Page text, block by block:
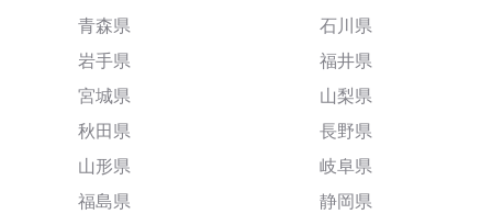
青森県
岩手県
宮城県
秋田県
山形県
福島県
石川県
福井県
山梨県
長野県
岐阜県
静岡県